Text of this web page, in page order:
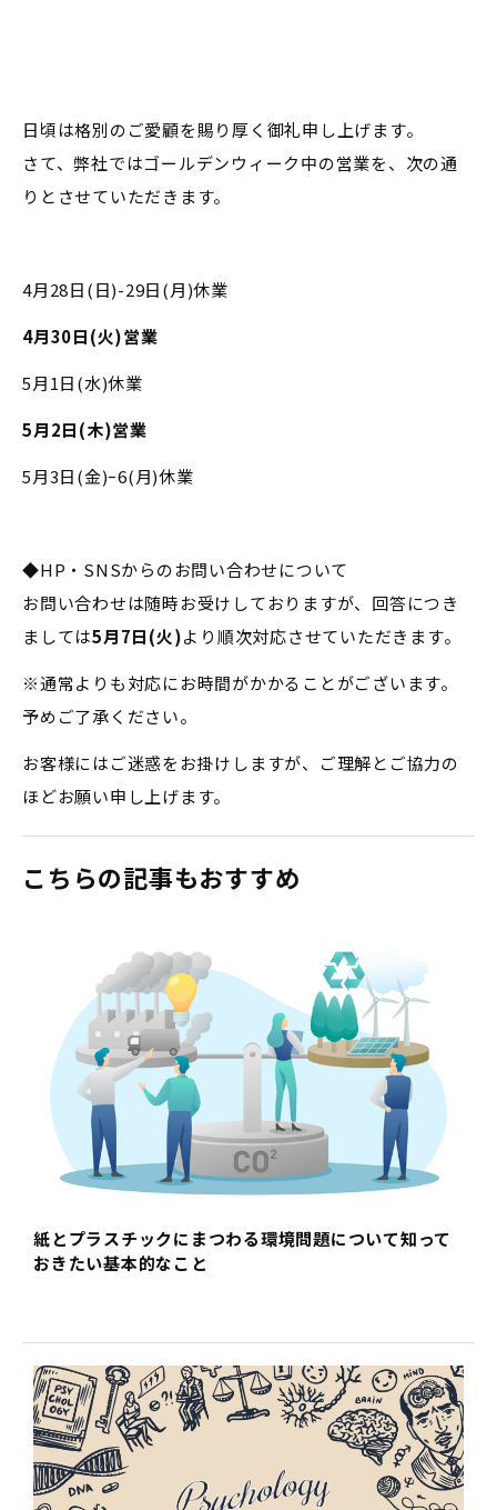
日頃は格別のご愛顧を賜り厚く御礼申し上げます。
さて、弊社ではゴールデンウィーク中の営業を、次の通
りとさせていただきます。
4月28日(日)-29日(月)休業
4月30日(火)営業
5月1日(水)休業
5月2日(木)営業
5月3日(金)ｰ6(月)休業
◆HP・SNSからのお問い合わせについて
お問い合わせは随時お受けしておりますが、回答につき
ましては5月7日(火)より順次対応させていただきます。
※通常よりも対応にお時間がかかることがございます。
予めご了承ください。
お客様にはご迷惑をお掛けしますが、ご理解とご協力の
ほどお願い申し上げます。
こちらの記事もおすすめ
紙とプラスチックにまつわる環境問題について知って
おきたい基本的なこと